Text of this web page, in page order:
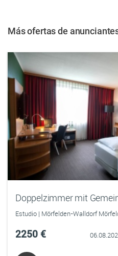
Más ofertas de
Estudio | Mörfelden-Walldorf
2250 €